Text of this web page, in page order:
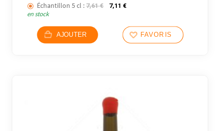
Échantillon 5 cl : 7,61€ Le prix initial était : 7,61 €.
7,11 €Le prix actuel est : 7,11 €.
en stock
AJOUTER FAVORIS